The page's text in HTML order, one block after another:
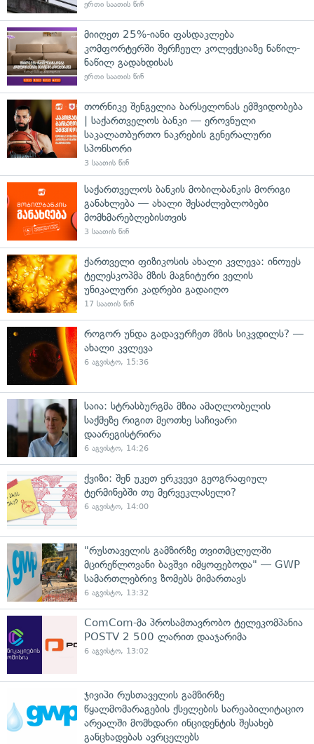
ერთი საათის წინ
მიიღეთ 25%-იანი ფასდაკლება
კომფორტერში შერჩეულ კოლექციაზე ნაწილ-
ნაწილ გადახდისას
ერთი საათის წინ
თორნიკე შენგელია ბარსელონას ემშვიდობება
| საქართველოს ბანკი — ეროვნული
საკალათბურთო ნაკრების გენერალური
სპონსორი
3 საათის წინ
საქართველოს ბანკის მობილბანკის მორიგი
განახლება — ახალი შესაძლებლობები
მომხმარებლებისთვის
3 საათის წინ
ქართველი ფიზიკოსის ახალი კვლევა: ინოუეს
ტელესკოპმა მზის მაგნიტური ველის
უნიკალური კადრები გადაიღო
17 საათის წინ
როგორ უნდა გადავურჩეთ მზის სიკვდილს? —
ახალი კვლევა
6 აგვისტო, 15:36
საია: სტრასბურგმა მზია ამაღლობელის
საქმეზე რიგით მეოთხე საჩივარი
დაარეგისტრირა
6 აგვისტო, 14:26
ქვიზი: შენ უკეთ ერკვევი გეოგრაფიულ
ტერმინებში თუ მერვეკლასელი?
6 აგვისტო, 14:00
"რუსთაველის გამზირზე თვითმცლელში
მცირეწლოვანი ბავშვი იმყოფებოდა" — GWP
სამართლებრივ ზომებს მიმართავს
6 აგვისტო, 13:32
ComCom-მა პროსამთავრობო ტელეკომპანია
POSTV 2 500 ლარით დააჯარიმა
6 აგვისტო, 13:02
ჯივიპი რუსთაველის გამზირზე
წყალმომარაგების ქსელების სარეაბილიტაციო
არეალში მომხდარი ინციდენტის შესახებ
განცხადებას ავრცელებს